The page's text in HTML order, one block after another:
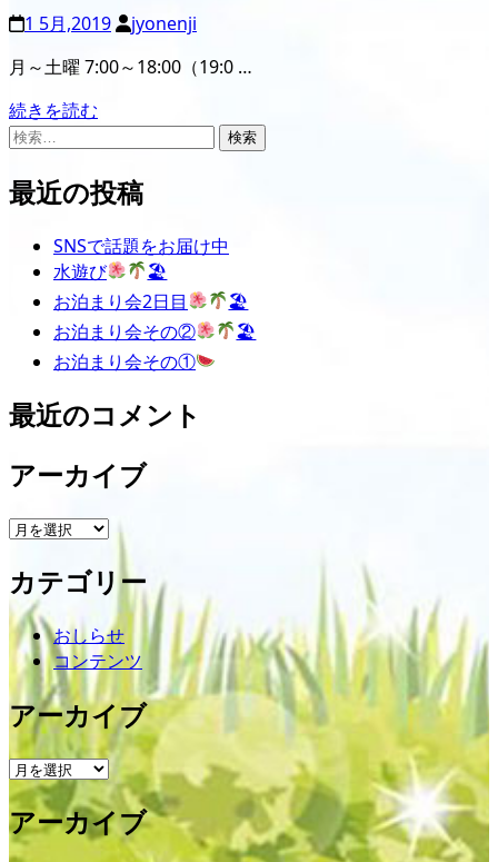
1 5月,2019
jyonenji
月～土曜 7:00～18:00（19:0 …
続きを読む
検
最近の投稿
SNSで話題をお届け中
水遊び
🏖
お泊まり会2日目
🏖
お泊まり会その②
🏖
お泊まり会その①
最近のコメント
アーカイブ
ア
カ
イ
ブ
カテゴリー
おしらせ
コンテンツ
アーカイブ
ア
ー
カ
イ
アーカイブ